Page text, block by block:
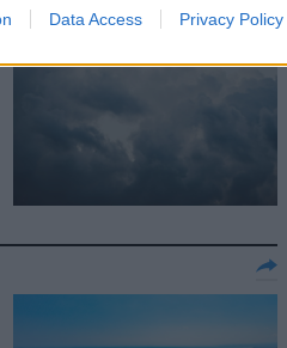
Data Access Privacy Policy